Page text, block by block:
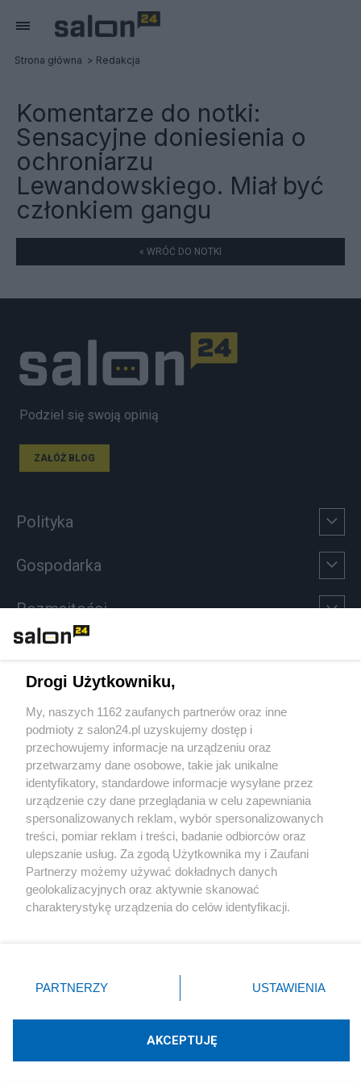
Strona główna Redakcja
Komentarze do notki:
Sensacyjne doniesienia o
ochroniarzu
Lewandowskiego. Miał być
członkiem gangu
« WRÓĆ DO NOTKI
Podziel się swoją opinią
ZAŁÓŻ BLOG
Polityka
Gospodarka
Rozmaitości
Sport
Społeczeństwo
Kultura
X Facebook Instagram Youtube
Technologię dostarcza:W3media.pl
Drogi Użytkowniku,
My, naszych 1162 zaufanych partnerów oraz inne
podmioty z salon24.pl uzyskujemy dostęp i
przechowujemy informacje na urządzeniu oraz
przetwarzamy dane osobowe, takie jak unikalne
identyfikatory, standardowe informacje wysyłane przez
urządzenie czy dane przeglądania w celu zapewniania
spersonalizowanych reklam, wybór spersonalizowanych
treści, pomiar reklam i treści, badanie odbiorców oraz
ulepszanie usług. Za zgodą Użytkownika my i Zaufani
Partnerzy możemy używać dokładnych danych
geolokalizacyjnych oraz aktywnie skanować
charakterystykę urządzenia do celów identyfikacji.
zmienić/wycofać klikając przycisk ustawień prywatności
znajdujący się w lewym dolnym rogu strony
rodzaje przetwarzania danych nie wymagają zgody
użytkownika, ale masz prawo sprzeciwić się takiemu
PARTNERZY USTAWIENIA
AKCEPTUJĘ